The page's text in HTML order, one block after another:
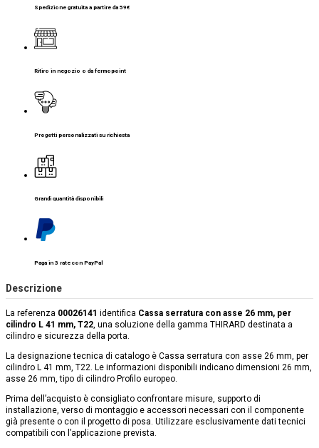
Spedizione gratuita a partire da 59€
Ritiro in negozio o da fermopoint
Progetti personalizzati su richiesta
Grandi quantità disponibili
Paga in 3 rate con PayPal
Descrizione
La referenza 00026141 identifica Cassa serratura con asse 26 mm, per
cilindro L 41 mm, T22, una soluzione della gamma THIRARD destinata a
cilindro e sicurezza della porta.
La designazione tecnica di catalogo è Cassa serratura con asse 26 mm, per
cilindro L 41 mm, T22. Le informazioni disponibili indicano dimensioni 26 mm,
asse 26 mm, tipo di cilindro Profilo europeo.
Prima dell’acquisto è consigliato confrontare misure, supporto di
installazione, verso di montaggio e accessori necessari con il componente
già presente o con il progetto di posa. Utilizzare esclusivamente dati tecnici
compatibili con l’applicazione prevista.